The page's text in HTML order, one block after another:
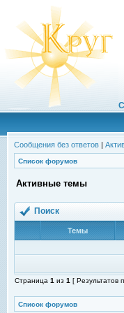
Сообщения без ответов |
Список форумов
Активные темы
Поиск
Темы
Страница 1 из 1 [ Результатов
Список форумов